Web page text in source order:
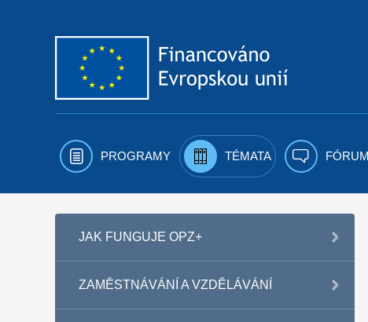
PROGRAMY TÉMATA FÓRUM
JAK FUNGUJE OPZ+
ZAMĚSTNÁVÁNÍ A VZDĚLÁVÁNÍ